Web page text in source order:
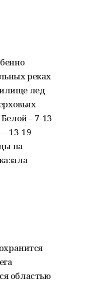
реках
лед
– 7-13
13-19
на
областью